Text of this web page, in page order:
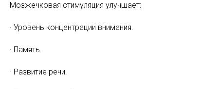
Мозжечковая стимуляция улучшает:
· Уровень концентрации внимания.
· Память.
· Развитие речи.